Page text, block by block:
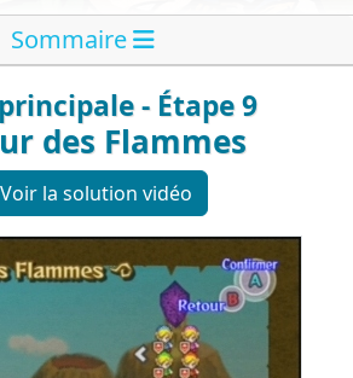
Sommaire
- Étape 9
des Flammes
Voir la solution vidéo